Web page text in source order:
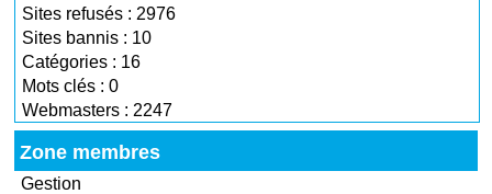
Sites refusés : 2976
Sites bannis : 10
Catégories : 16
Mots clés : 0
Webmasters : 2247
Zone membres
Gestion